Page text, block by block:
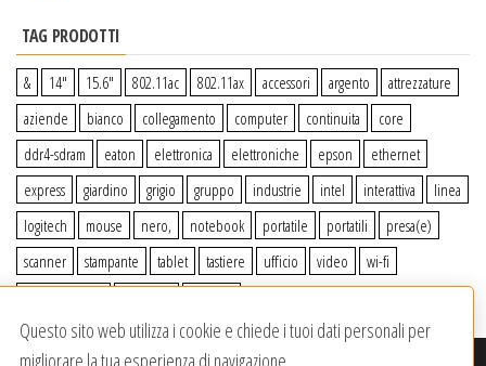
TAG PRODOTTI
& 14″ 15.6″ 802.11ac 802.11ax accessori argento
attrezzature
aziende
bianco collegamento computer continuita
core
ddr4-sdram
eaton elettronica elettroniche epson
ethernet
express
giardino grigio gruppo industrie intel interattiva
linea
logitech
mouse nero, notebook portatile portatili
presa(e)
scanner
stampante tablet tastiere ufficio video
wi-fi
Questo sito web utilizza i cookie e chiede i tuoi dati personali per
migliorare la tua esperienza di navigazione.